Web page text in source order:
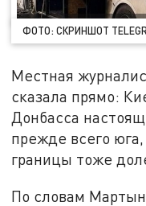
ФОТО: СКРИНШОТ
Местная
сказала прямо:
Донбасса
прежде всего
границы тоже
По словам